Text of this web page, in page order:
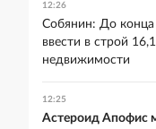
12:26
Собянин: До конца
ввести в строй
недвижимости
12:25
Астероид Апофис